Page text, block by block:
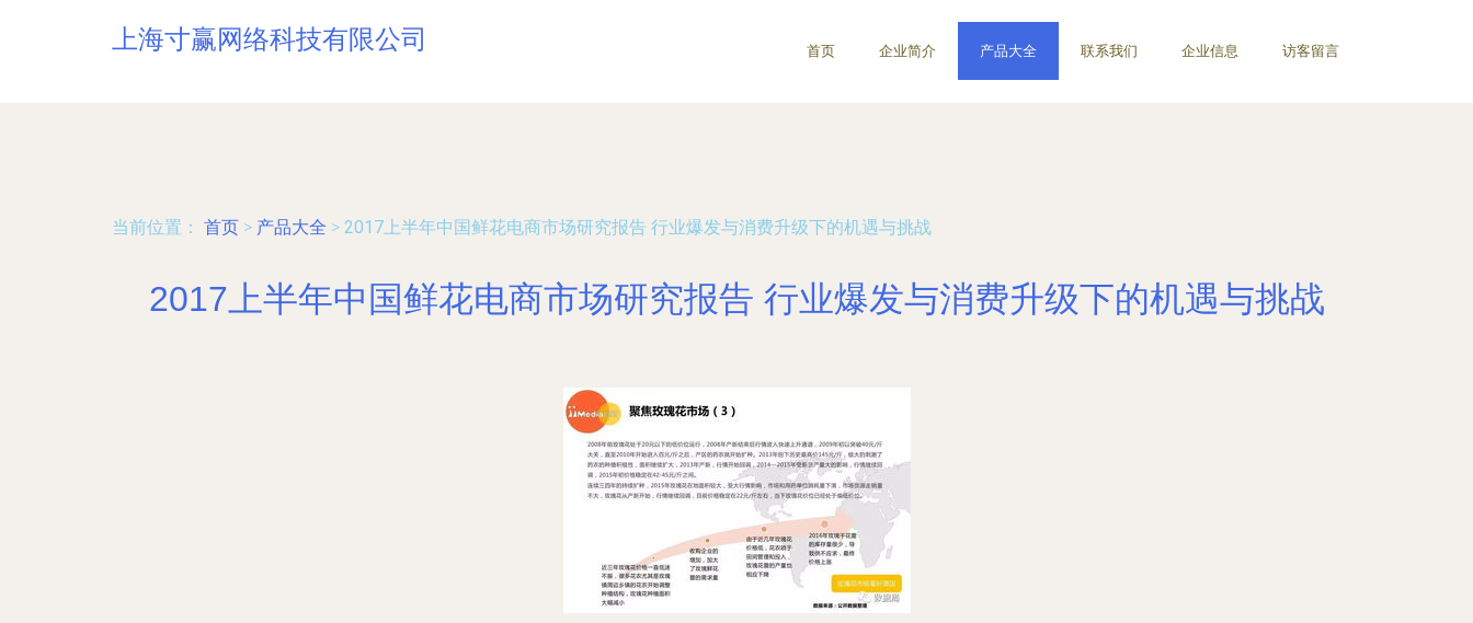
上海寸赢网络科技有限公司 首页 企业简介 产品大全 联系我们 企业信息 访客留言
当前位置： 首页 > 产品大全 > 2017上半年中国鲜花电商市场研究报告 行业爆发与消费升级下的机遇与挑战
2017上半年中国鲜花电商市场研究报告 行业爆发与消费升级下的机遇与挑战